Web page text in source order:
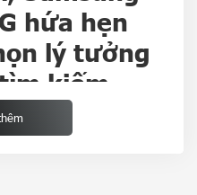
hứa hẹn
lý tưởng
kiếm
năng, hiện